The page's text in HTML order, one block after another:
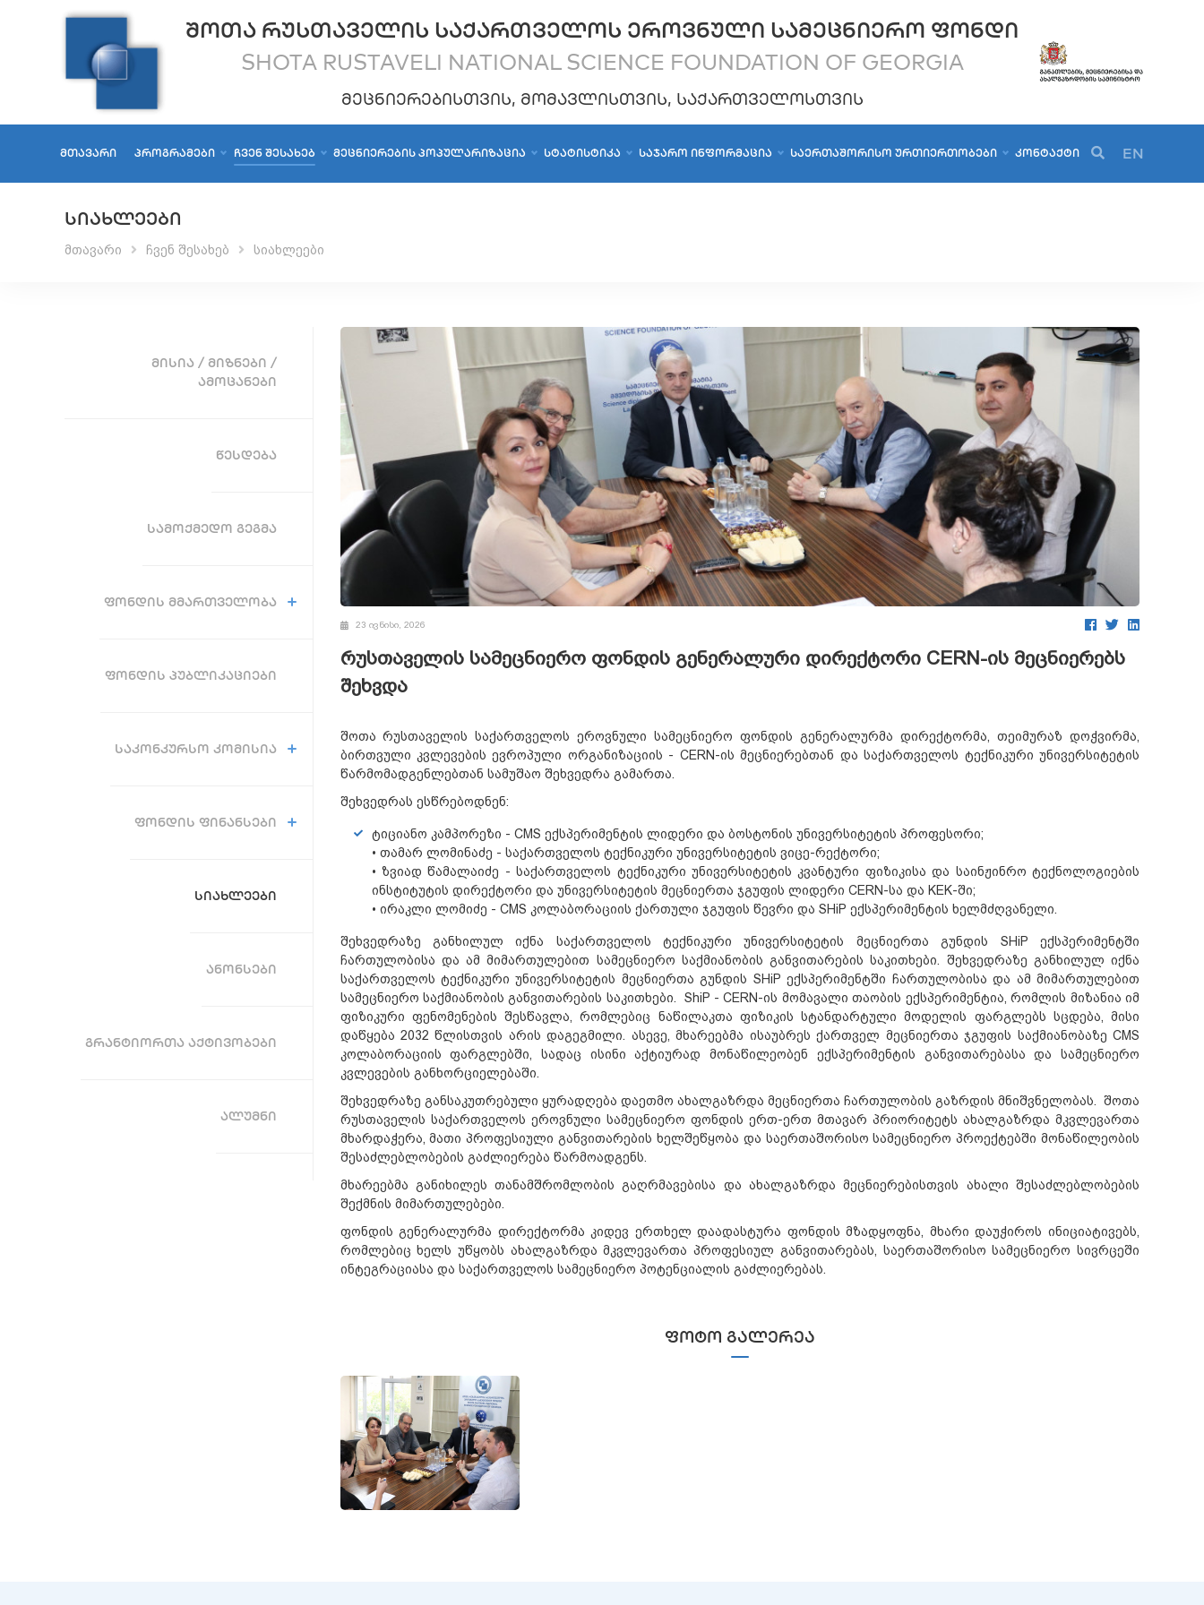
ᲨᲝᲗᲐ ᲠᲣᲡᲗᲐᲕᲔᲚᲘᲡ ᲡᲐᲥᲐᲠᲗᲕᲔᲚᲝᲡ ᲔᲠᲝᲕᲜᲣᲚᲘ ᲡᲐᲛᲔᲪᲜᲘᲔᲠᲝ ᲤᲝᲜᲓᲘ
SHOTA RUSTAVELI NATIONAL SCIENCE FOUNDATION OF GEORGIA
ᲛᲔᲪᲜᲘᲔᲠᲔᲑᲘᲡᲗᲕᲘᲡ, ᲛᲝᲛᲐᲕᲚᲘᲡᲗᲕᲘᲡ, ᲡᲐᲥᲐᲠᲗᲕᲔᲚᲝᲡᲗᲕᲘᲡ
ᲛᲗᲐᲕᲐᲠᲘ ᲞᲠᲝᲒᲠᲐᲛᲔᲑᲘ ᲩᲕᲔᲜ ᲨᲔᲡᲐᲮᲔᲑ ᲛᲔᲪᲜᲘᲔᲠᲔᲑᲘᲡ ᲞᲝᲞᲣᲚᲐᲠᲘᲖᲐᲪᲘᲐ ᲡᲢᲐᲢᲘᲡᲢᲘᲙᲐ ᲡᲐᲯᲐᲠᲝ ᲘᲜᲤᲝᲠᲛᲐᲪᲘᲐ ᲡᲐᲔᲠᲗᲐᲨᲝᲠᲘᲡᲝ ᲣᲠᲗᲘᲔᲠᲗᲝᲑᲔᲑᲘ ᲙᲝᲜᲢᲐᲥᲢᲘ EN
ᲡᲘᲐᲮᲚᲔᲔᲑᲘ
მთავარი ჩვენ შესახებ სიახლეები
ᲛᲘᲡᲘᲐ / ᲛᲘᲖᲜᲔᲑᲘ /
ᲐᲛᲝᲪᲐᲜᲔᲑᲘ
ᲬᲔᲡᲓᲔᲑᲐ
ᲡᲐᲛᲝᲥᲛᲔᲓᲝ ᲒᲔᲒᲛᲐ
ᲤᲝᲜᲓᲘᲡ ᲛᲛᲐᲠᲗᲕᲔᲚᲝᲑᲐ
ᲤᲝᲜᲓᲘᲡ ᲞᲣᲑᲚᲘᲙᲐᲪᲘᲔᲑᲘ
ᲡᲐᲙᲝᲜᲙᲣᲠᲡᲝ ᲙᲝᲛᲘᲡᲘᲐ
ᲤᲝᲜᲓᲘᲡ ᲤᲘᲜᲐᲜᲡᲔᲑᲘ
ᲡᲘᲐᲮᲚᲔᲔᲑᲘ
ᲐᲜᲝᲜᲡᲔᲑᲘ
ᲒᲠᲐᲜᲢᲘᲝᲠᲗᲐ ᲐᲥᲢᲘᲕᲝᲑᲔᲑᲘ
ᲐᲚᲣᲛᲜᲘ
23 ივნისი, 2026
რუსთაველის სამეცნიერო ფონდის გენერალური დირექტორი CERN-ის მეცნიერებს
შეხვდა
შოთა რუსთაველის საქართველოს ეროვნული სამეცნიერო ფონდის გენერალურმა დირექტორმა ,თეიმურაზ დოჭვირმა
ბირთვული კვლევების ევროპული ორგანიზაციის - CERN-ის მეცნიერებთან და საქართველოს ტექნიკური უნივერსიტეტის
წარმომადგენლებთან სამუშაო შეხვედრა გამართა
შეხვედრას ესწრებოდნენ:
ტიციანო კამპორეზი - CMS ექსპერიმენტის ლიდერი და ბოსტონის უნივერსიტეტის პროფესორი;
• თამარ ლომინაძე - საქართველოს ტექნიკური უნივერსიტეტის ვიცე-რექტორი;
• ზვიად წამალაიძე -საქართველოს ტექნიკური უნივერსიტეტის კვანტური ფიზიკისა და საინჟინრო ტექნოლოგიების
ინსტიტუტის დირექტორი და უნივერსიტეტის მეცნიერთა ჯგუფის ლიდერი CERN-სა და KEK-ში;
• ირაკლი ლომიძე - CMS კოლაბორაციის ქართული ჯგუფის წევრი და SHiP ექსპერიმენტის ხელმძღვანელი
შეხვედრაზე განხილულ იქნა საქართველოს ტექნიკური უნივერსიტეტის მეცნიერთა გუნდის SHiPექსპერიმენტში
ჩართულობისა და ამ მიმართულებით სამეცნიერო საქმიანობის განვითარების საკითხები
შეხვედრაზე განხილულ იქნა
საქართველოს ტექნიკური უნივერსიტეტის მეცნიერთა გუნდის SHiPექსპერიმენტში ჩართულობისა და ამ მიმართულებით
სამეცნიერო საქმიანობის განვითარების საკითხები . ShiP - CERN-ის მომავალი თაობის ექსპერიმენტია ,რომლის მიზანია იმ
ფიზიკური ფენომენების შესწავლა ,რომლებიც ნაწილაკთა ფიზიკის სტანდარტული მოდელის ფარგლებს სცდება
მისი
დაწყება 2032წლისთვის არის დაგეგმილი ასევე ,მხარეებმა ისაუბრეს ქართველ მეცნიერთა ჯგუფის საქმიანობაზე CMS
კოლაბორაციის ფარგლებში
სადაც ისინი აქტიურად მონაწილეობენ ექსპერიმენტის განვითარებასა და სამეცნიერო
კვლევების განხორციელებაში
შეხვედრაზე განსაკუთრებული ყურადღება დაეთმო ახალგაზრდა მეცნიერთა ჩართულობის გაზრდის მნიშვნელობას .შოთა
რუსთაველის საქართველოს ეროვნული სამეცნიერო ფონდის ერთ-ერთ მთავარ პრიორიტეტს ახალგაზრდა მკვლევართა
მხარდაჭერა ,მათი პროფესიული განვითარების ხელშეწყობა და საერთაშორისო სამეცნიერო პროექტებში მონაწილეობის
შესაძლებლობების გაძლიერება წარმოადგენს
მხარეებმა განიხილეს თანამშრომლობის გაღრმავებისა და ახალგაზრდა მეცნიერებისთვის ახალი შესაძლებლობების
შექმნის მიმართულებები
ფონდის გენერალურმა დირექტორმა კიდევ ერთხელ დაადასტურა ფონდის მზადყოფნა
მხარი დაუჭიროს ინიციატივებს
რომლებიც ხელს უწყობს ახალგაზრდა მკვლევართა პროფესიულ განვითარებას
საერთაშორისო სამეცნიერო სივრცეში
ინტეგრაციასა და საქართველოს სამეცნიერო პოტენციალის გაძლიერებას
ᲤᲝᲢᲝ ᲒᲐᲚᲔᲠᲔᲐ